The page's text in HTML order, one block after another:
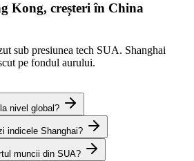
Kong, creșteri în China
sub presiunea tech SUA. Shanghai
pe fondul aurului.
nivel global?
indicele Shanghai?
muncii din SUA?